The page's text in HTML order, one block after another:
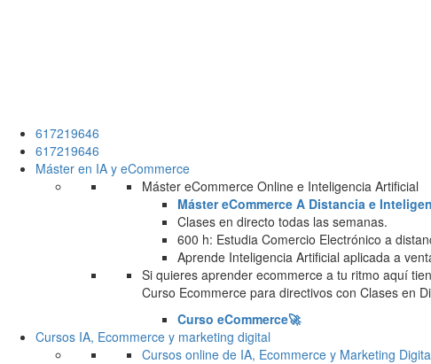
617219646
617219646
Máster en IA y eCommerce
Máster eCommerce Online e Inteligencia Artificial
Máster eCommerce A Distancia e
Clases en directo todas las semanas.
600 h: Estudia Comercio Electrónico a
Aprende Inteligencia Artificial aplicada a
Si quieres aprender ecommerce a tu ritmo aquí
Curso Ecommerce para directivos con Clases en
Curso eCommerce🚀
Cursos IA, Ecommerce y marketing digital
Cursos online de IA, Ecommerce y Marketing